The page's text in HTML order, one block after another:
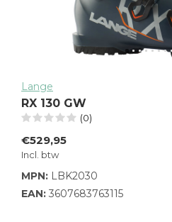
Lange
RX 130 GW
(0)
€529,95
Incl. btw
MPN: LBK2030
EAN: 3607683763115